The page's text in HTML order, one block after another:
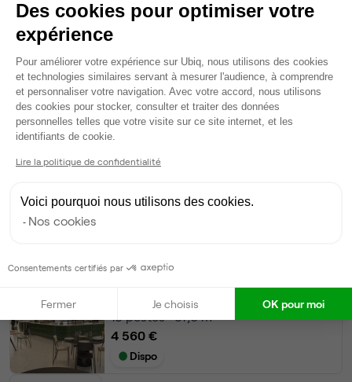
Dispo
76postes • 480 m²
34 656 €
Dispo
Bureau privé
15postes • 113,6 m²
Bureau privé
10postes • 57,6 m²
4 560 €
Dispo
Des cookies pour optimiser votre
expérience
Plateforme de Gestion du
Pour améliorer votre expérience sur Ubiq, nous utilisons des cookies
et technologies similaires servant à mesurer l'audience, à comprendre
et personnaliser votre navigation. Avec votre accord, nous utilisons
des cookies pour stocker, consulter et traiter des données
personnelles telles que votre visite sur ce site internet, et les
identifiants de cookie.
Lire la politique de confidentialité
Voici pourquoi nous utilisons des cookies.
Nos cookies
Consentements certifiés par
Fermer Je choisis OK pour moi